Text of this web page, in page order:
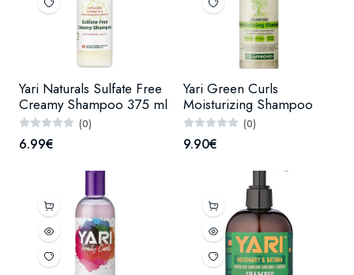
Yari Naturals Sulfate Free
Creamy Shampoo 375 ml
(0)
6.99€
Yari Green Curls
Moisturizing Shampoo
(0)
9.90€